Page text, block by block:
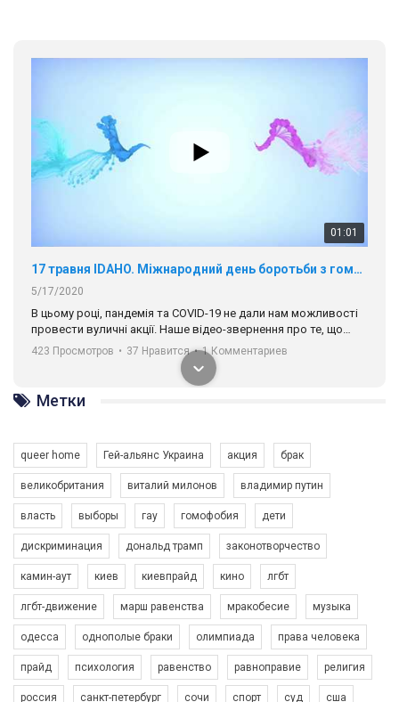
01:01
17 травня IDAHO. Міжнародний день боротьби з гомофобією трансфобією і біфобія.
5/17/2020
В цьому році, пандемія та COVІD-19 не дали нам можливості
провести вуличні акції. Наше відео-звернення про те, що
навіть коли ми у різних містах та не можемо зустрінеться, ми
разом. Ми закликаємо всіх хто поділяє цінності рівності та
солідарності, приєднатися до нас. Регіональні підрозділи
ГАУ є в 16 областях України.
Разом наш голос лунає гучніше!
423 Просмотров • 37 Нравится • 1 Комментариев
Зупинимо насильство проти ЛГБТ в Україні! Stop violence against LGBT in Ukraine!
6/30/2017
Емоційний та вражаючий промо-ролік на конкурс PACT, який
представляє програму "Гей-альянс Україна" з протидії
насильству проти ЛГБТ в Україні.
1.9K Просмотров • 226 Нравится • 5 Комментариев
Метки
queer home Гей-альянс Украина акция брак
великобритания виталий милонов владимир путин
власть выборы гау гомофобия дети
дискриминация дональд трамп законотворчество
камин-аут киев киевпрайд кино лгбт
лгбт-движение марш равенства мракобесие музыка
одесса однополые браки олимпиада права человека
прайд психология равенство равноправие религия
россия санкт-петербург сочи спорт суд сша